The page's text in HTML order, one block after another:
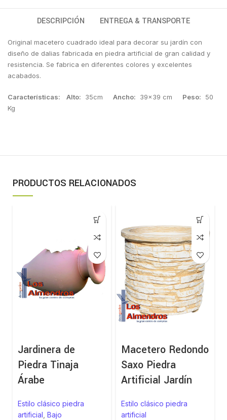
DESCRIPCIÓN ENTREGA & TRANSPORTE
Original macetero cuadrado ideal para decorar su jardín con
diseño de dalias fabricada en piedra artificial de gran calidad y
resistencia. Se fabrica en diferentes colores y excelentes
acabados.
Características: Alto: 35cmAncho: 39×39 cm Peso: 50
Kg
PRODUCTOS RELACIONADOS
Jardinera de
Piedra Tinaja
Árabe
Estilo clásico piedra
artificial ,Bajo
Macetero Redondo
Saxo Piedra
Artificial Jardín
Estilo clásico piedra
artificial